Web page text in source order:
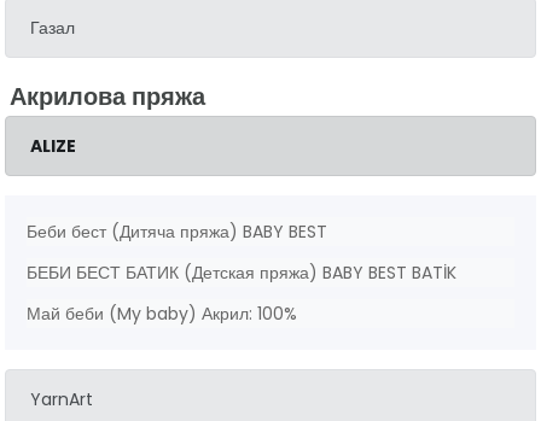
Газал
Акрилова пряжа
ALIZE
Беби бест (Дитяча пряжа) BABY BEST
БЕБИ БЕСТ БАТИК (Детская пряжа) BABY BEST BATİK
Май беби (My baby) Акрил: 100%
YarnArt